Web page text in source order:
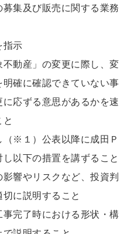
集及び販売に関する業務
指示
不動産」の変更に際し、変
確に確認できていない事
応ずる意思があるかを速
（※１）公表以降に成田Ｐ
し以下の措置を講ずること
響やリスクなど、投資判
に説明すること
完了時における形状・構